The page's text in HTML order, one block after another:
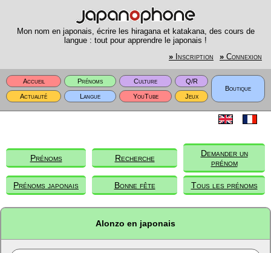
Mon nom en japonais, écrire les hiragana et katakana, des cours de
langue : tout pour apprendre le japonais !
» Inscription » Connexion
Accueil Prénoms Culture
Q/R
Boutique
Actualité
Langue YouTube Jeux
Prénoms Recherche
Demander un
prénom
Prénoms japonais Bonne fête Tous les prénoms
Alonzo en japonais